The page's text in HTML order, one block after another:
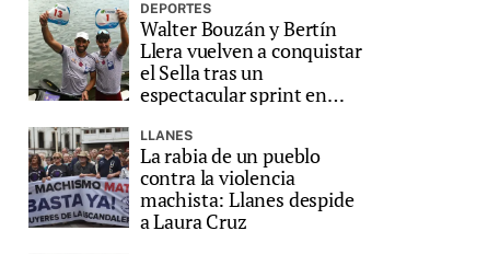
DEPORTES
Walter Bouzán y Bertín
Llera vuelven a conquistar
el Sella tras un
espectacular sprint en
LLANES
La rabia de un pueblo
contra la violencia
machista: Llanes despide
a Laura Cruz